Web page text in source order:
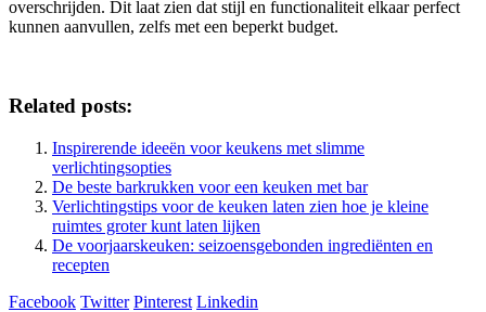
overschrijden. Dit laat zien dat stijl en functionaliteit elkaar perfect
kunnen aanvullen, zelfs met een beperkt budget.
Related posts:
Inspirerende ideeën voor keukens met slimme
verlichtingsopties
De beste barkrukken voor een keuken met bar
Verlichtingstips voor de keuken laten zien hoe je kleine
ruimtes groter kunt laten lijken
De voorjaarskeuken: seizoensgebonden ingrediënten en
recepten
Facebook Twitter Pinterest Linkedin